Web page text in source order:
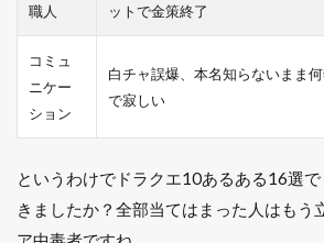
職人
ットで金策終了
コミュ
ニケー
ション
白チャ誤爆、本名知らないまま
で寂しい
というわけでドラクエ10あるある16選
きましたか？全部当てはまった人はもう